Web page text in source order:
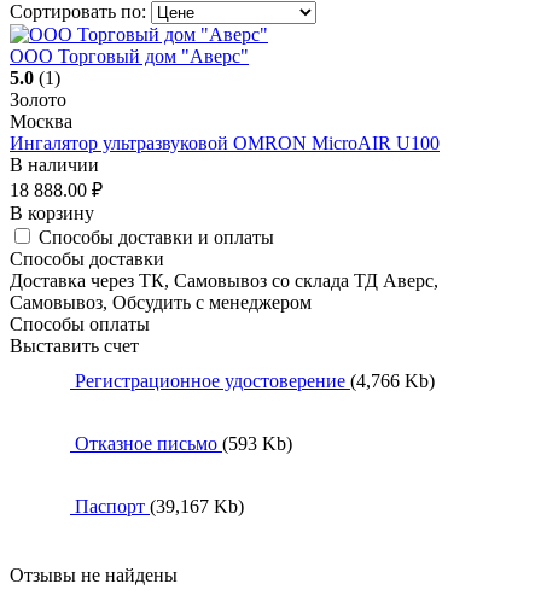
Сортировать по:
ООО Торговый дом "Аверс"
5.0 (1)
Золото
Москва
Ингалятор ультразвуковой OMRON MicroAIR U100
В наличии
18 888.00 ₽
В корзину
Способы доставки и оплаты
Способы доставки
Доставка через ТК, Самовывоз со склада ТД Аверс,
Самовывоз, Обсудить с менеджером
Способы оплаты
Выставить счет
Регистрационное удостоверение (4,766 Kb)
Отказное письмо (593 Kb)
Паспорт (39,167 Kb)
Отзывы не найдены